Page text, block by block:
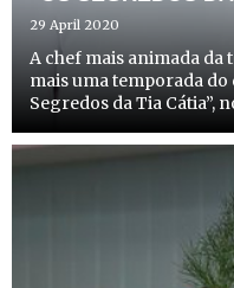
29 April 2020
A chef mais animada da
mais uma temporada
Segredos da Tia Cátia”,
mais conhecida pelos